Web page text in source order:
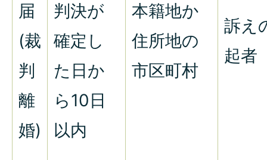
届
(裁
判
離
婚)
判決が
確定し
た日か
ら10日
以内
本籍地か
住所地の
市区町村
訴え
起者